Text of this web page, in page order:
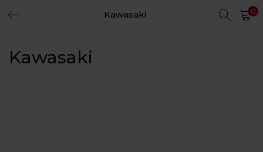
Kawasaki 0
Kawasaki
REGISTER
Enter your username and password to login.